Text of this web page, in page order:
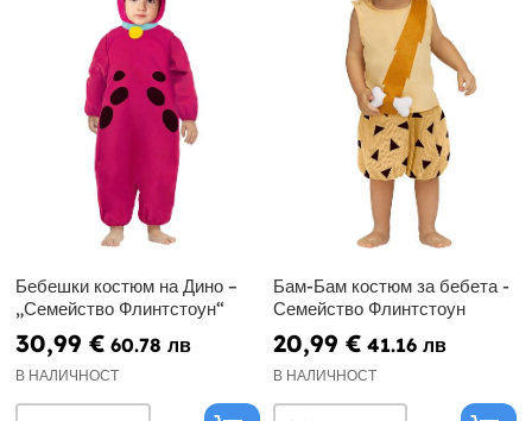
Бебешки костюм на Дино –
„Семейство Флинтстоун“
30,99 € 60.78 лв
В НАЛИЧНОСТ
Бам-Бам костюм за бебета -
Семейство Флинтстоун
20,99 € 41.16 лв
В НАЛИЧНОСТ